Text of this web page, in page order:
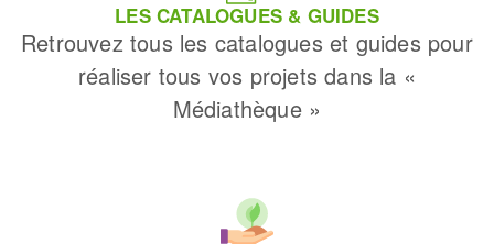
LES CATALOGUES & GUIDES
Retrouvez tous les catalogues et guides pour
réaliser tous vos projets dans la «
Médiathèque »